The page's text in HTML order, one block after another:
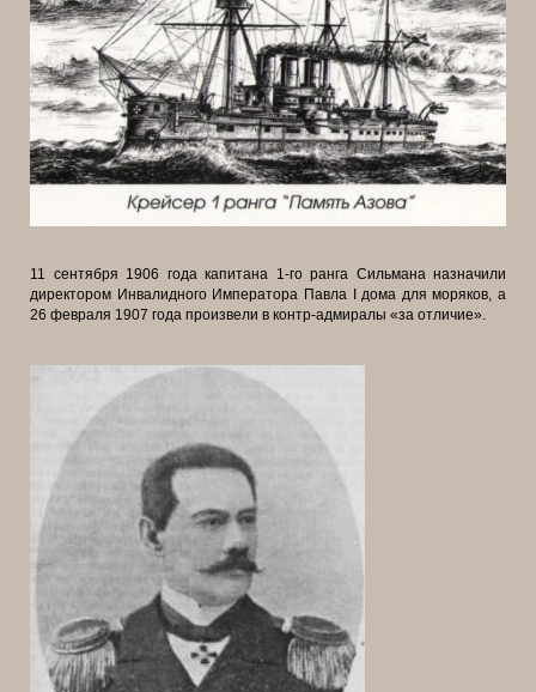
11 сентября 1906 года капитана 1-го ранга Сильмана назначили
директором Инвалидного Императора Павла I дома для моряков, а
26 февраля 1907 года произвели в контр-адмиралы «за отличие».